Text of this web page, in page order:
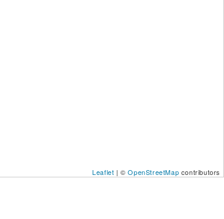
Leaflet | ©OpenStreetMap contributors